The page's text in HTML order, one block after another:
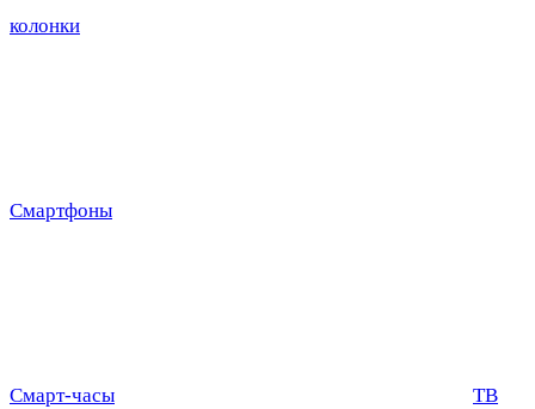
колонки
Смартфоны
Смарт-часы ТВ